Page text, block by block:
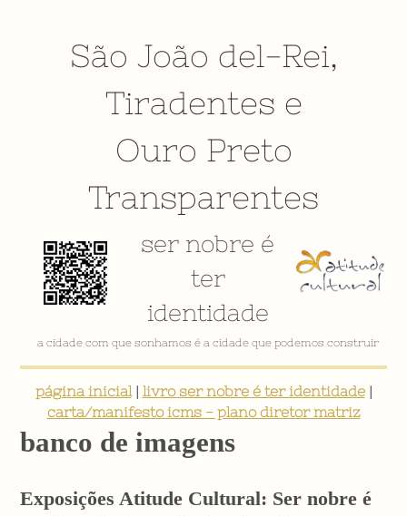
São João del-Rei,
Tiradentes e
Ouro Preto
Transparentes
ser nobre é
ter
identidade
VÍDEO INSTITUCIONAL
página inicial| livro ser nobre é ter identidade|
carta/manifesto icms - plano diretor matriz
banco de imagens
Exposições Atitude Cultural: Ser nobre é